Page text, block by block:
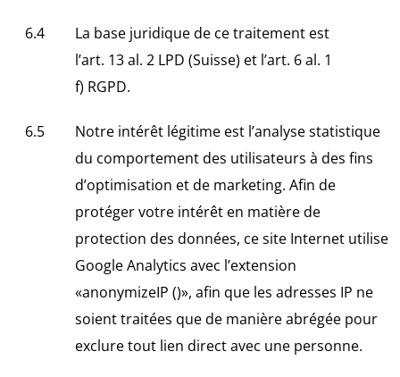
La base juridique de ce traitement est
l’art. 13 al. 2 LPD (Suisse) et l’art. 6 al. 1
f) RGPD.
Notre intérêt légitime est l’analyse statistique
du comportement des utilisateurs à des fins
d’optimisation et de marketing. Afin de
protéger votre intérêt en matière de
protection des données, ce site Internet utilise
Google Analytics avec l’extension
«anonymizeIP ()», afin que les adresses IP ne
soient traitées que de manière abrégée pour
exclure tout lien direct avec une personne.